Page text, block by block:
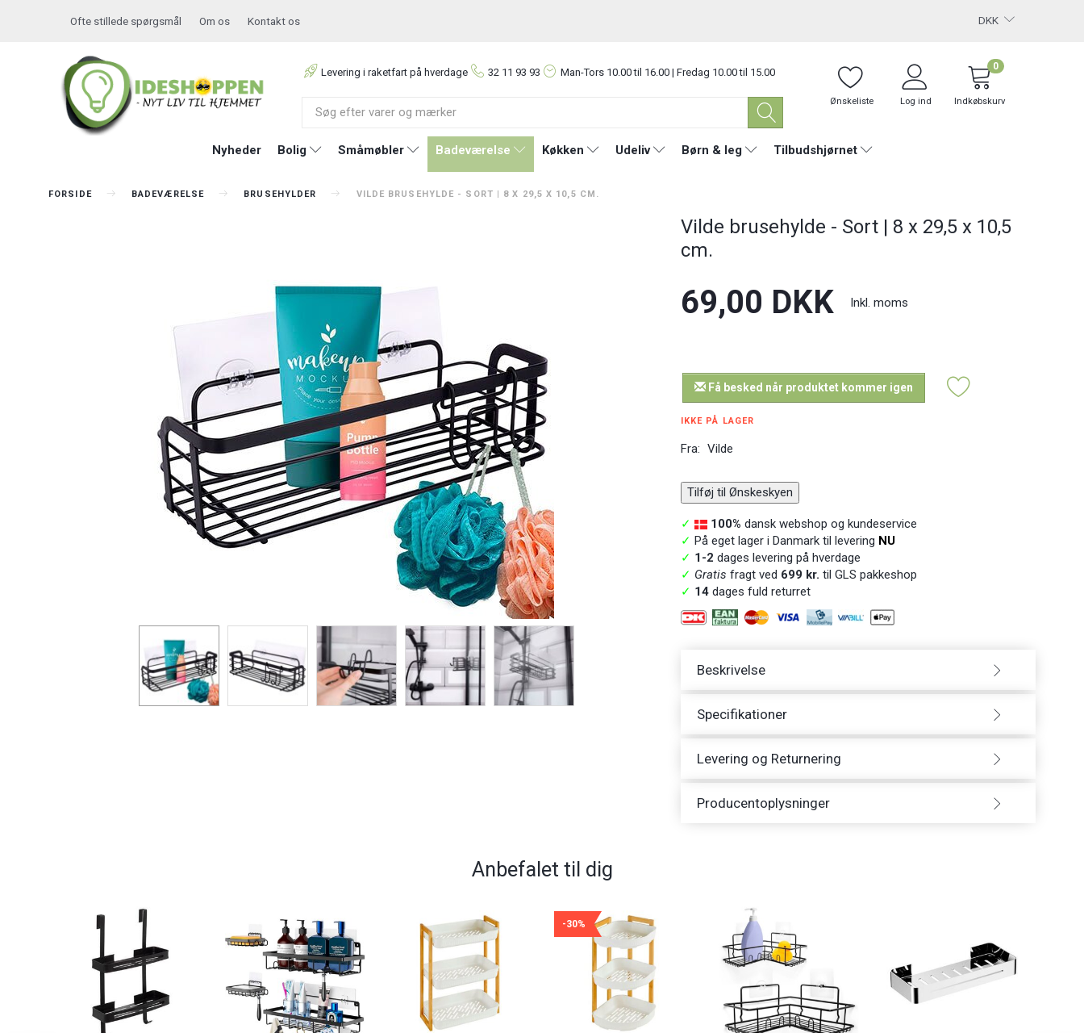
DKK
Ofte stillede spørgsmål Om os Kontakt os
Levering i raketfart på hverdage 32 11 93 93 Man-Tors 10.00 til 16.00 | Fredag 10.00 til 15.00
Ønskeliste Log ind Indkøbskurv
0
Nyheder Bolig Småmøbler Badeværelse Køkken Udeliv Børn & leg Tilbudshjørnet
FORSIDE BADEVÆRELSE BRUSEHYLDER VILDE BRUSEHYLDE - SORT | 8 X 29,5 X 10,5 CM.
Vilde brusehylde - Sort | 8 x 29,5 x 10,5
cm.
69,00 DKK Inkl. moms
Få besked når produktet kommer igen
IKKE PÅ LAGER
Fra: Vilde
Tilføj til Ønskeskyen
✓ 100% dansk webshop og kundeservice
✓ På eget lager i Danmark til levering NU
✓ 1-2 dages levering på hverdage
✓ Gratis fragt ved 699 kr. til GLS pakkeshop
✓ 14dages fuld returret
Beskrivelse
Specifikationer
Levering og Returnering
Producentoplysninger
Anbefalet til dig
-30%